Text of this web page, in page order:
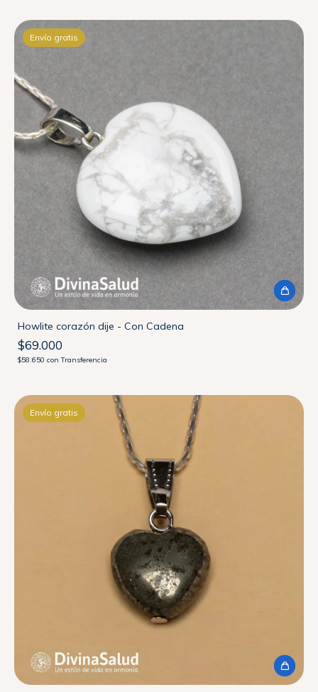
Envío gratis
Howlite corazón dije - Con Cadena
$69.000
$58.650 con Transferencia
Envío gratis